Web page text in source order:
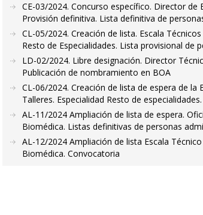
CE-03/2024. Concurso específico. Director
Provisión definitiva. Lista definitiva de
CL-05/2024. Creación de lista. Escala
Resto de Especialidades. Lista provisional de
LD-02/2024. Libre designación. Director
Publicación de nombramiento en BOA
CL-06/2024. Creación de lista de espera de
Talleres. Especialidad Resto de
AL-11/2024 Ampliación de lista de espera.
Biomédica. Listas definitivas de personas
AL-12/2024 Ampliación de lista Escala
Biomédica. Convocatoria